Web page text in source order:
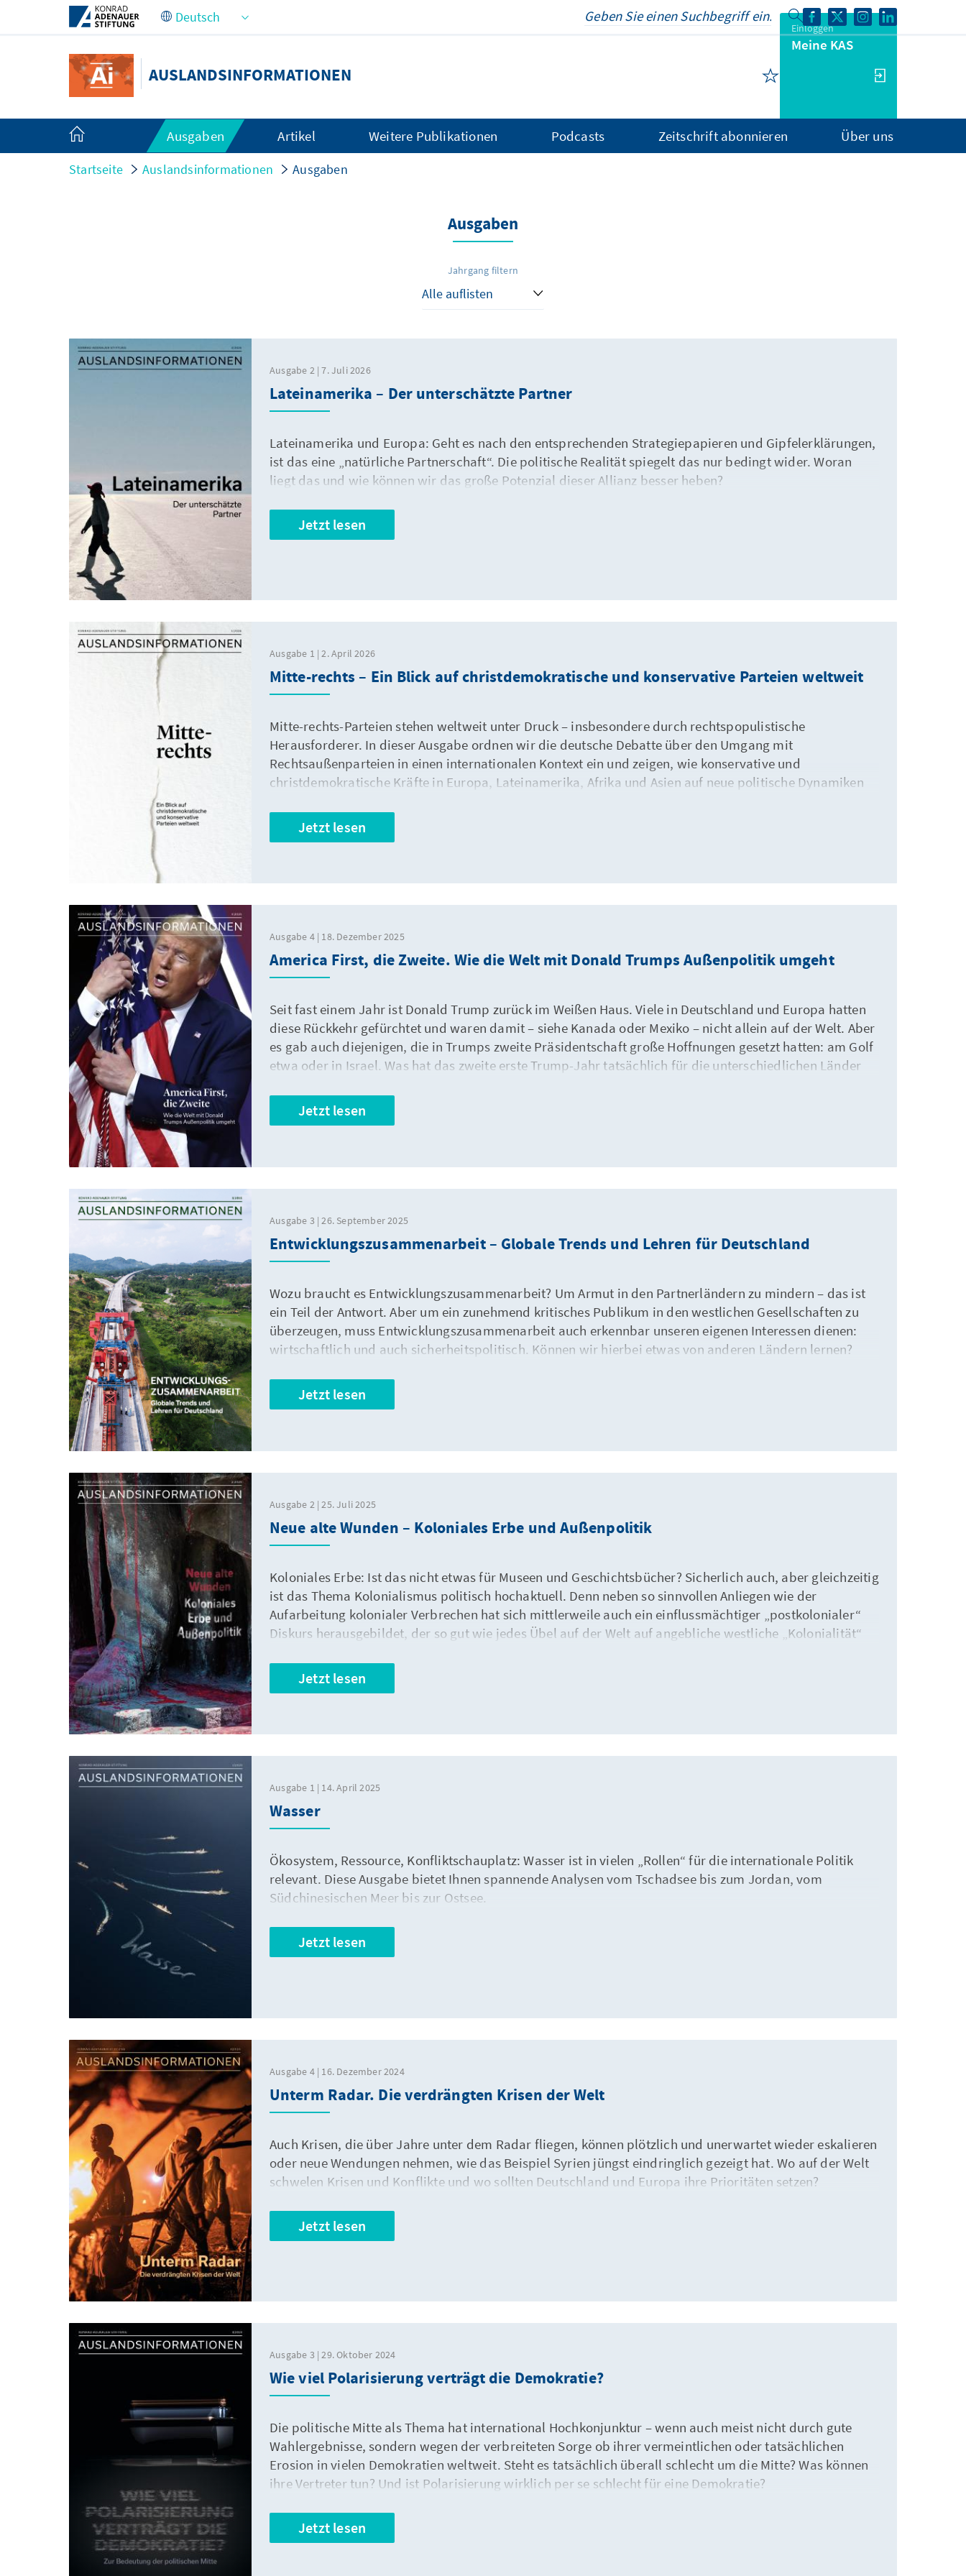
Zum Hauptinhalt springen
AUSLANDSINFORMATIONEN
Einloggen
Meine KAS
Ausgaben Artikel Weitere Publikationen Podcasts Zeitschrift abonnieren Über uns
Startseite Auslandsinformationen Ausgaben
Ausgaben
Jahrgang filtern
Ausgabe 2 | 7. Juli 2026
Lateinamerika – Der unterschätzte Partner
Lateinamerika und Europa: Geht es nach den entsprechenden Strategiepapieren und Gipfelerklärungen,
ist das eine „natürliche Partnerschaft“. Die politische Realität spiegelt das nur bedingt wider. Woran
liegt das und wie können wir das große Potenzial dieser Allianz besser heben?
Jetzt lesen
Ausgabe 1 | 2. April 2026
Mitte-rechts – Ein Blick auf christdemokratische und konservative Parteien weltweit
Mitte-rechts-Parteien stehen weltweit unter Druck – insbesondere durch rechtspopulistische
Herausforderer. In dieser Ausgabe ordnen wir die deutsche Debatte über den Umgang mit
Rechtsaußenparteien in einen internationalen Kontext ein und zeigen, wie konservative und
christdemokratische Kräfte in Europa, Lateinamerika, Afrika und Asien auf neue politische Dynamiken
was bedeutet das für die Zukunft demokratischer Mitte-rechts-Politik?
Jetzt lesen
Ausgabe 4 | 18. Dezember 2025
America First, die Zweite. Wie die Welt mit Donald Trumps Außenpolitik umgeht
Seit fast einem Jahr ist Donald Trump zurück im Weißen Haus. Viele in Deutschland und Europa hatten
diese Rückkehr gefürchtet und waren damit – siehe Kanada oder Mexiko – nicht allein auf der Welt. Aber
es gab auch diejenigen, die in Trumps zweite Präsidentschaft große Hoffnungen gesetzt hatten: am Golf
etwa oder in Israel. Was hat das zweite erste Trump-Jahr tatsächlich für die unterschiedlichen Länder
Jetzt lesen
Ausgabe 3 | 26. September 2025
Entwicklungszusammenarbeit – Globale Trends und Lehren für Deutschland
Wozu braucht es Entwicklungszusammenarbeit? Um Armut in den Partnerländern zu mindern – das ist
ein Teil der Antwort. Aber um ein zunehmend kritisches Publikum in den westlichen Gesellschaften zu
überzeugen, muss Entwicklungszusammenarbeit auch erkennbar unseren eigenen Interessen dienen:
wirtschaftlich und auch sicherheitspolitisch. Können wir hierbei etwas von anderen Ländern lernen?
Königreich, von Japan bis zur Türkei.
Jetzt lesen
Ausgabe 2 | 25. Juli 2025
Neue alte Wunden – Koloniales Erbe und Außenpolitik
Koloniales Erbe: Ist das nicht etwas für Museen und Geschichtsbücher? Sicherlich auch, aber gleichzeitig
ist das Thema Kolonialismus politisch hochaktuell. Denn neben so sinnvollen Anliegen wie der
Aufarbeitung kolonialer Verbrechen hat sich mittlerweile auch ein einflussmächtiger „postkolonialer“
Diskurs herausgebildet, der so gut wie jedes Übel auf der Welt auf angebliche westliche „Kolonialität“
Jetzt lesen
Ausgabe 1 | 14. April 2025
Wasser
Ökosystem, Ressource, Konfliktschauplatz: Wasser ist in vielen „Rollen“ für die internationale Politik
relevant. Diese Ausgabe bietet Ihnen spannende Analysen vom Tschadsee bis zum Jordan, vom
Südchinesischen Meer bis zur Ostsee.
Jetzt lesen
Ausgabe 4 | 16. Dezember 2024
Unterm Radar. Die verdrängten Krisen der Welt
Auch Krisen, die über Jahre unter dem Radar fliegen, können plötzlich und unerwartet wieder eskalieren
oder neue Wendungen nehmen, wie das Beispiel Syrien jüngst eindringlich gezeigt hat. Wo auf der Welt
schwelen Krisen und Konflikte und wo sollten Deutschland und Europa ihre Prioritäten setzen?
Jetzt lesen
Ausgabe 3 | 29. Oktober 2024
Wie viel Polarisierung verträgt die Demokratie?
Die politische Mitte als Thema hat international Hochkonjunktur – wenn auch meist nicht durch gute
Wahlergebnisse, sondern wegen der verbreiteten Sorge ob ihrer vermeintlichen oder tatsächlichen
Erosion in vielen Demokratien weltweit. Steht es tatsächlich überall schlecht um die Mitte? Was können
ihre Vertreter tun? Und ist Polarisierung wirklich per se schlecht für eine Demokratie?
Jetzt lesen